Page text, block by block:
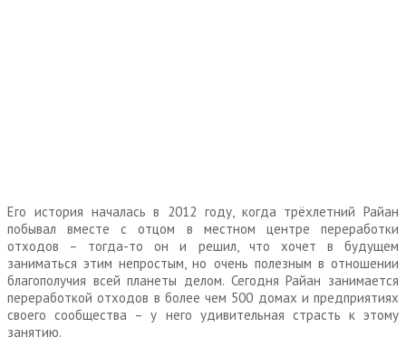
Его история началась в 2012 году, когда трёхлетний Райан
побывал вместе с отцом в местном центре переработки
отходов – тогда-то он и решил, что хочет в будущем
заниматься этим непростым, но очень полезным в отношении
благополучия всей планеты делом. Сегодня Райан занимается
переработкой отходов в более чем 500 домах и предприятиях
своего сообщества – у него удивительная страсть к этому
занятию.